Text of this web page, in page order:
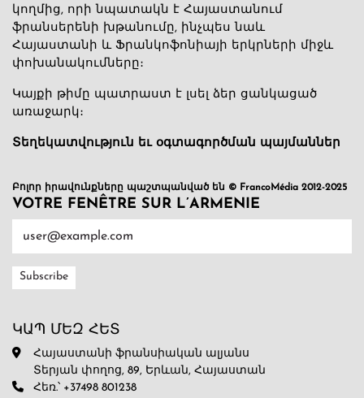
կողմից, որի նպատակն է Հայաստանում
ֆրանսերենի խթանումը, ինչպես նաև
Հայաստանի և Ֆրանկոֆոնիայի երկրների միջև
փոխանակումները։
Կայքի թիմը պատրաստ է լսել ձեր ցանկացած
առաջարկ։
Տեղեկատվություն եւ օգտագործման պայմաններ
Բոլոր իրավունքները պաշտպանված են © FrancoMédia 2012-2025
VOTRE FENÊTRE SUR L’ARMENIE
ԿԱՊ ՄԵԶ ՀԵՏ
Հայաստանի ֆրանսիական ալյանս
Տերյան փողոց, 89, Երևան, Հայաստան
Հեռ.՝ +37498 801238